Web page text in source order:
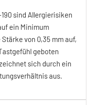
sind Allergierisiken
ein Minimum
von 0,35 mm auf,
geboten
sich durch ein
aus.